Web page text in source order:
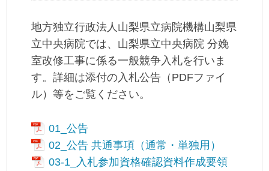
地方独立行政法人山梨県立病院機構山梨県
立中央病院では、山梨県立中央病院 分娩
室改修工事に係る一般競争入札を行いま
す。詳細は添付の入札公告（PDFファイ
ル）等をご覧ください。
01_公告
02_公告 共通事項（通常・単独用）
03-1_入札参加資格確認資料作成要領